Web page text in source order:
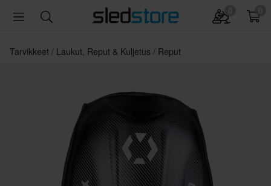
Tarvikkeet Laukut, Reput & Kuljetus Reput